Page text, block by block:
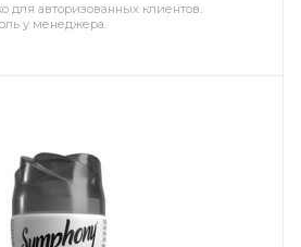
для авторизованных клиентов.
у менеджера.